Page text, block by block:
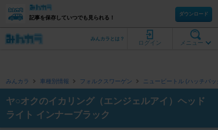
記事を保存していつでも見られる！
ダウンロード
メニュー
ログイン
みんカラとは？
みんカラ 車種別情報 フォルクスワーゲン ニュービートル (ハッチバッ
ヤ○オクのイカリング（エンジェルアイ）ヘッド
ライト インナーブラック